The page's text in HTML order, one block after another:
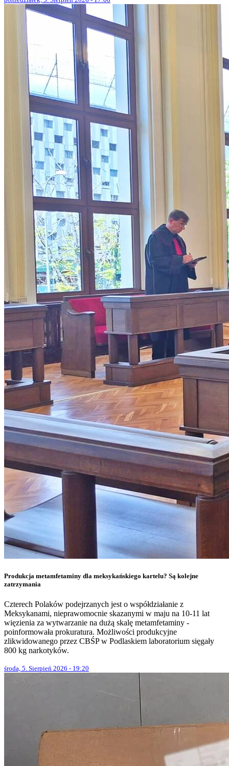
Produkcja metamfetaminy dla meksykańskiego kartelu? Są kolejne
zatrzymania
Czterech Polaków podejrzanych jest o współdziałanie z
Meksykanami, nieprawomocnie skazanymi w maju na 10-11 lat
więzienia za wytwarzanie na dużą skalę metamfetaminy -
poinformowała prokuratura. Możliwości produkcyjne
zlikwidowanego przez CBŚP w Podlaskiem laboratorium sięgały
800 kg narkotyków.
środa, 5. Sierpień 2026 - 19:20